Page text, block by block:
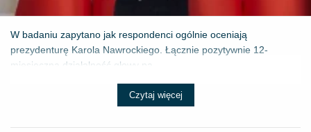
W badaniu zapytano jak respondenci ogólnie oceniają
prezydenturę Karola Nawrockiego. Łącznie pozytywnie 12-
miesięczną działalność głowy pa...
Czytaj więcej